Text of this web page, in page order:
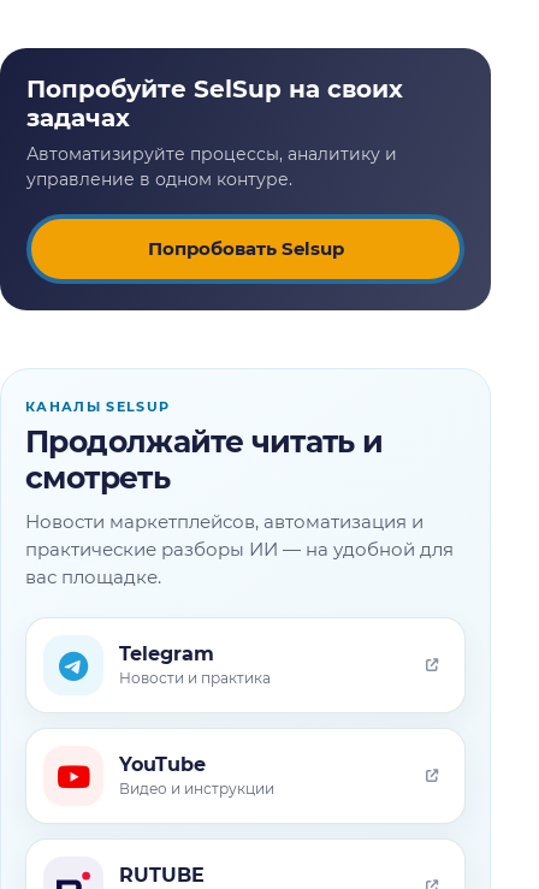
Попробовать Selsup
КАНАЛЫ SELSUP
Продолжайте читать и
смотреть
Новости маркетплейсов, автоматизация и
практические разборы ИИ — на удобной для
вас площадке.
Telegram
Новости и практика
YouTube
Видео и инструкции
RUTUBE